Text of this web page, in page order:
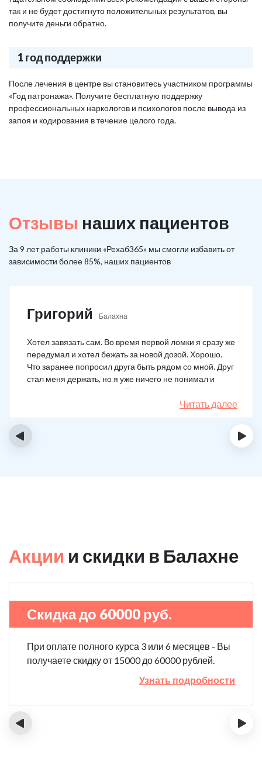
так и не будет достигнуто положительных результатов, вы
получите деньги обратно.
1 год поддержки
После лечения в центре вы становитесь участником программы
«Год патронажа». Получите бесплатную поддержку
профессиональных наркологов и психологов после вывода из
запоя и кодирования в течение целого года.
Отзывы наших пациентов
За 9 лет работы клиники «Рехаб365» мы смогли избавить от
зависимости более 85%, наших пациентов
Григорий Балахна
Хотел завязать сам. Во время первой ломки я сразу же
передумал и хотел бежать за новой дозой. Хорошо.
Что заранее попросил друга быть рядом со мной. Друг
стал меня держать, но я уже ничего не понимал и
начал силой вырываться. Тогда мой товарищ просто
связан меня и позвонил в клинику. На дом приехал
нарколог, мне сделали какую-то капельницу, после
для прохождения курса реабилитации, так я и сделал.
Читать далее
‹ ›
Акции и скидки в Балахне
Скидка до 60000 руб.
При оплате полного курса 3 или 6 месяцев - Вы
получаете скидку от 15000 до 60000 рублей.
Узнать подробности
‹ ›